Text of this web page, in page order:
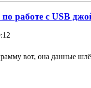
работе с USB
вот, она данные